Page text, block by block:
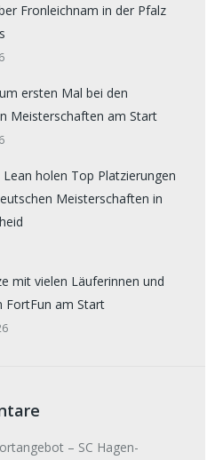
Fronleichnam in der Pfalz
ersten Mal bei den
Meisterschaften am Start
Lean holen Top Platzierungen
Meisterschaften in
mit vielen Läuferinnen und
FortFun am Start
– SC Hagen-